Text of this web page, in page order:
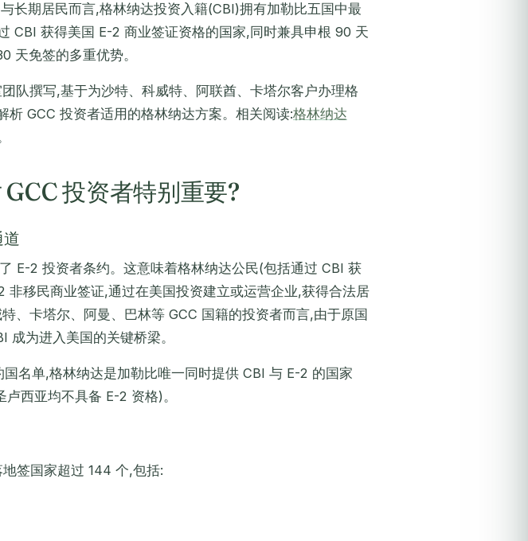
长期居民而言,格林纳达投资入籍(CBI)拥有加勒比五国中最
CBI 获得美国 E-2 商业签证资格的国家,同时兼具申根 90 天
天免签的多重优势。
队撰写,基于为沙特、科威特、阿联酋、卡塔尔客户办理格
析 GCC 投资者适用的格林纳达方案。相关阅读:格林纳达
投资者特别重要?
E-2 投资者条约。这意味着格林纳达公民(包括通过 CBI 获
非移民商业签证,通过在美国投资建立或运营企业,获得合法居
、卡塔尔、阿曼、巴林等 GCC 国籍的投资者而言,由于原国
成为进入美国的关键桥梁。
名单,格林纳达是加勒比唯一同时提供 CBI 与 E-2 的国家
西亚均不具备 E-2 资格)。
签国家超过 144 个,包括: